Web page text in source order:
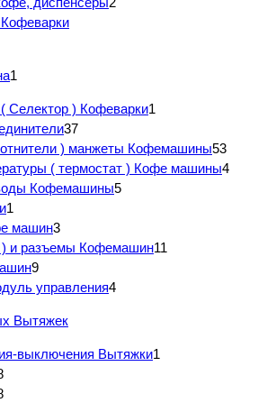
1
Селектор ) Кофеварки1
37
) манжеты Кофемашины53
( термостат ) Кофе машины4
Кофемашины5
1
машин3
) и разъемы Кофемашин11
9
управления4
Вытяжек
выключения Вытяжки1